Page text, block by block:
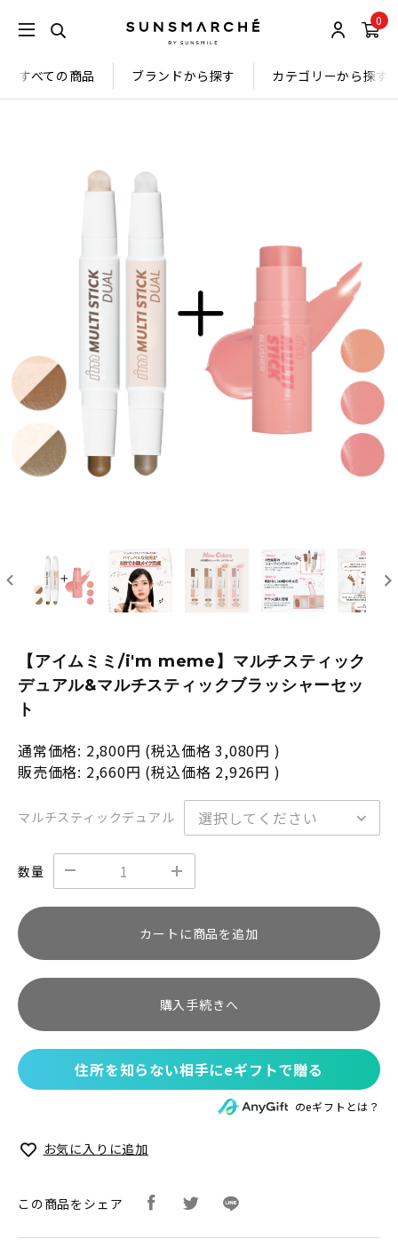
0
すべての商品 ブランドから探す カテゴリーから探す
【アイムミミ/i'm meme】マルチスティック
デュアル&マルチスティックブラッシャーセッ
ト
通常価格: 2,800円 (税込価格3,080円 )
販売価格: 2,660円 (税込価格 2,926円 )
マルチスティックデュアル
数量
カートに商品を追加
購入手続きへ
住所を知らない相手にeギフトで贈る
のeギフトとは？
お気に入りに追加
この商品をシェア